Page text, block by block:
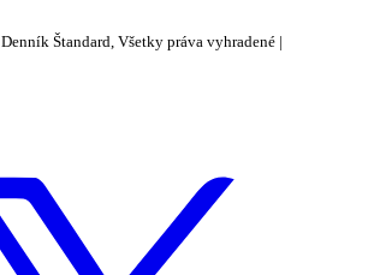
Denník Štandard, Všetky práva vyhradené |